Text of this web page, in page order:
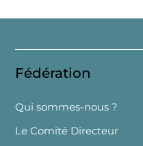
Fédération
Qui sommes-nous ?
Le Comité Directeur